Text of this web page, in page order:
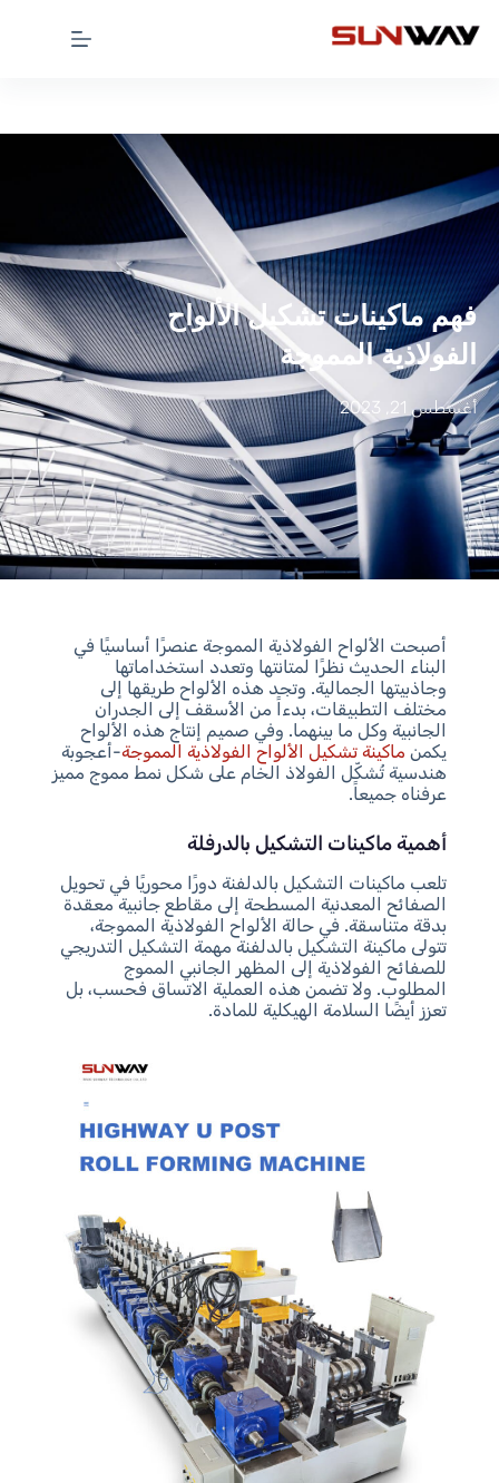
فهم ماكينات تشكيل الألواح
الفولاذية المموجة
أغسطس 21, 2023
أصبحت الألواح الفولاذية المموجة عنصرًا أساسيًا في
البناء الحديث نظرًا لمتانتها وتعدد استخداماتها
وجاذبيتها الجمالية. وتجد هذه الألواح طريقها إلى
مختلف التطبيقات، بدءاً من الأسقف إلى الجدران
الجانبية وكل ما بينهما. وفي صميم إنتاج هذه الألواح
يكمن ماكينة تشكيل الألواح الفولاذية المموجة-أعجوبة
هندسية تُشكّل الفولاذ الخام على شكل نمط مموج مميز
عرفناه جميعاً.
أهمية ماكينات التشكيل بالدرفلة
تلعب ماكينات التشكيل بالدلفنة دورًا محوريًا في تحويل
الصفائح المعدنية المسطحة إلى مقاطع جانبية معقدة
بدقة متناسقة. في حالة الألواح الفولاذية المموجة،
تتولى ماكينة التشكيل بالدلفنة مهمة التشكيل التدريجي
للصفائح الفولاذية إلى المظهر الجانبي المموج
المطلوب. ولا تضمن هذه العملية الاتساق فحسب، بل
تعزز أيضًا السلامة الهيكلية للمادة.